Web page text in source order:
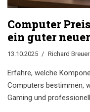
Computer
ein guter
13.10.2025 Richard Breuer
Erfahre, welche
Computers bestimmen,
Gaming und